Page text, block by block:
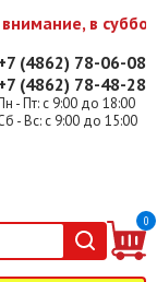
в
- Пт: с 9:00 до 18:00
- Вс: с 9:00 до 15:00
(4862) 78-06-08
(4862) 78-48-28
0